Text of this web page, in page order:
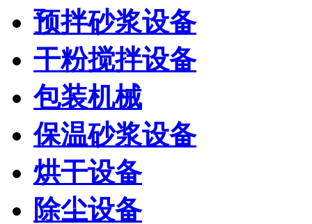
预拌砂浆设备
干粉搅拌设备
包装机械
保温砂浆设备
烘干设备
除尘设备